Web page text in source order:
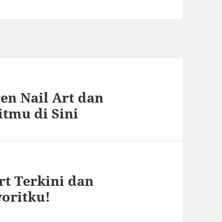
Nail Art dan
di Sini
Terkini dan